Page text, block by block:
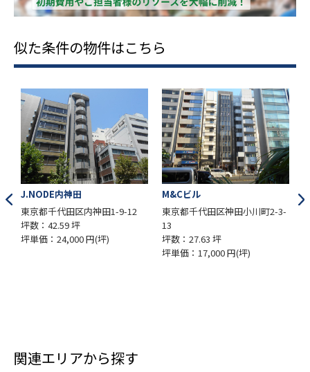
似た条件の物件はこちら
9-12
M&Cビル
東京都千代田区神田小川町2-3-
13
坪数：27.63 坪
新八光ビル
東京都千代田区内神田3-22-9
坪単価：20,000 円(坪)
関連エリアから探す